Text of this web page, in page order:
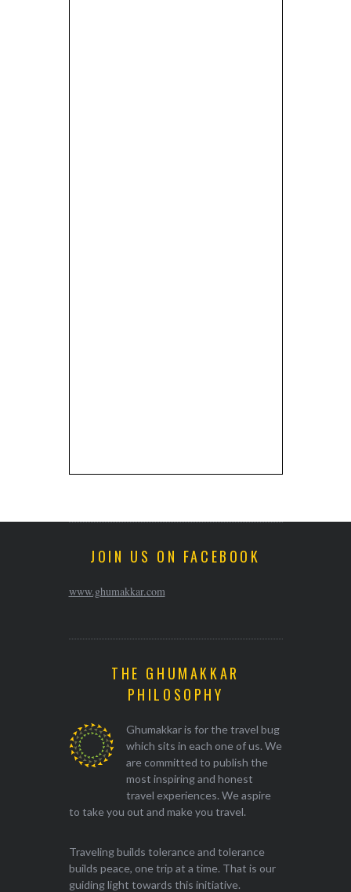
JOIN US ON FACEBOOK
www.ghumakkar.com
THE GHUMAKKAR
PHILOSOPHY
Ghumakkar is for the travel bug
which sits in each one of us. We
are committed to publish the
most inspiring and honest
travel experiences. We aspire
to take you out and make you travel.
Traveling builds tolerance and tolerance
builds peace, one trip at a time. That is our
guiding light towards this initiative.